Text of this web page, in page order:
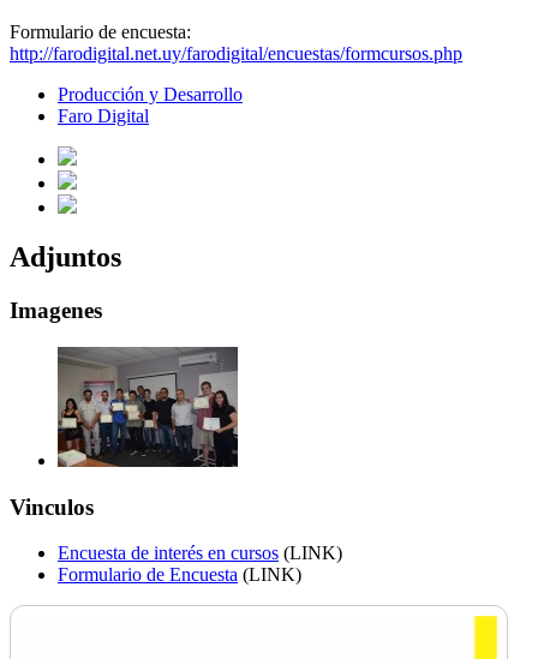
Formulario de encuesta:
http://farodigital.net.uy/farodigital/encuestas/formcursos.php
Producción y Desarrollo
Faro Digital
Adjuntos
Imagenes
Vinculos
Encuesta de interés en cursos (LINK)
Formulario de Encuesta (LINK)